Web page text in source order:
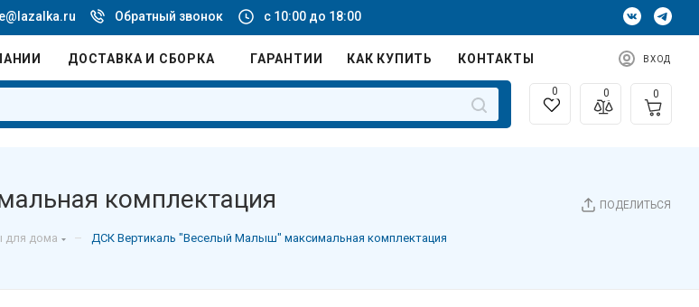
Обратный звонок с 10:00 до 18:00
ДОСТАВКА И СБОРКА ГАРАНТИИ КАК КУПИТЬ КОНТАКТЫ ВХОД
0 0 0
ПОДЕЛИТЬСЯ
комплектация
для дома – ДСК Вертикаль "Веселый Малыш" максимальная комплектация